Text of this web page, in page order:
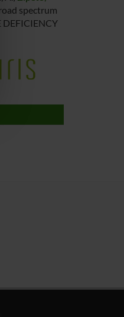
spectrum
DEFICIENCY